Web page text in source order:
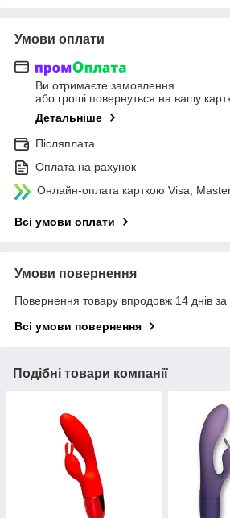
Умови оплати
Ви отримаєте замовлення
або гроші повернуться на вашу
Детальніше
Післяплата
Оплата на рахунок
Онлайн-оплата карткою Visa,
Всі умови оплати
Умови повернення
Повернення товару впродовж 14 днів
Всі умови повернення
Подібні товари компанії